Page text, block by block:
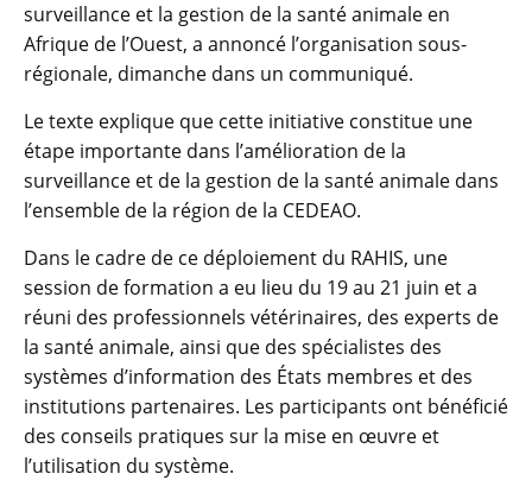
surveillance et la gestion de la santé animale en
Afrique de l’Ouest, a annoncé l’organisation sous-
régionale, dimanche dans un communiqué.
Le texte explique que cette initiative constitue une
étape importante dans l’amélioration de la
surveillance et de la gestion de la santé animale dans
l’ensemble de la région de la CEDEAO.
Dans le cadre de ce déploiement du RAHIS, une
session de formation a eu lieu du 19 au 21 juin et a
réuni des professionnels vétérinaires, des experts de
la santé animale, ainsi que des spécialistes des
systèmes d’information des États membres et des
institutions partenaires. Les participants ont bénéficié
des conseils pratiques sur la mise en œuvre et
l’utilisation du système.